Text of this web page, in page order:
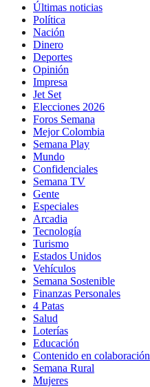
Últimas noticias
Política
Nación
Dinero
Deportes
Opinión
Impresa
Jet Set
Elecciones 2026
Foros Semana
Mejor Colombia
Semana Play
Mundo
Confidenciales
Semana TV
Gente
Especiales
Arcadia
Tecnología
Turismo
Estados Unidos
Vehículos
Semana Sostenible
Finanzas Personales
4 Patas
Salud
Loterías
Educación
Contenido en colaboración
Semana Rural
Mujeres